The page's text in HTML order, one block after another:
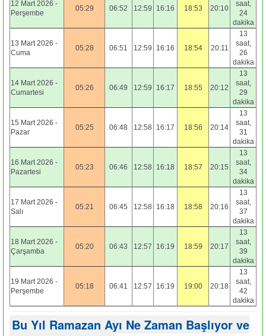
12 Mart 2026 -
Perşembe
05:29 06:52 12:59 16:16 18:53 20:10
saat,
24
dakika
13 Mart 2026 -
Cuma
05:28 06:51 12:59 16:16 18:54 20:11
13
saat,
26
dakika
14 Mart 2026 -
Cumartesi
05:26 06:49 12:59 16:17 18:55 20:12
13
saat,
29
dakika
15 Mart 2026 -
Pazar
05:25 06:48 12:58 16:17 18:56 20:14
13
saat,
31
dakika
16 Mart 2026 -
Pazartesi
05:23 06:46 12:58 16:18 18:57 20:15
13
saat,
34
dakika
17 Mart 2026 -
Salı
05:21 06:45 12:58 16:18 18:58 20:16
13
saat,
37
dakika
18 Mart 2026 -
Çarşamba
05:20 06:43 12:57 16:19 18:59 20:17
13
saat,
39
dakika
19 Mart 2026 -
Perşembe
05:18 06:41 12:57 16:19 19:00 20:18
13
saat,
42
dakika
Bu Yıl Ramazan Ayı Ne Zaman Başlıyor ve